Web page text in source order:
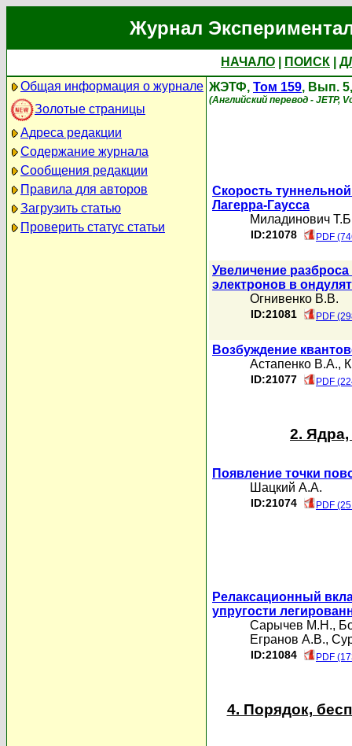
Журнал
НАЧАЛО ПОИСК
Общая информация о журнале
Золотые страницы
Адреса редакции
Содержание журнала
Сообщения редакции
Правила для авторов
Загрузить статью
Проверить статус статьи
ЖЭТФ, Том 159, Вып.
(Английский перевод - JETP,
Скорость
Лагерра-Гаусса
Миладинович
ID:21078 PDF
Увеличение
электронов в
Огнивенко В.В.
ID:21081 PDF
Возбуждение
Астапенко В.А.,
ID:21077 PDF
2. Ядра,
Появление точки
Шацкий А.А.
ID:21074 PDF
Релаксационный
упругости
Сарычев М.Н.,
Егранов А.В.,
ID:21084 PDF
4. Порядок,